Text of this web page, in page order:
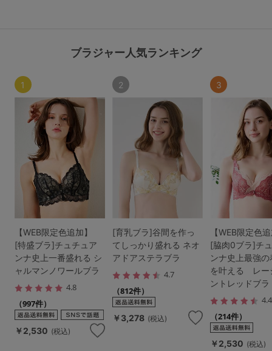
ブラジャー人気ランキング
1
【WEB限定色追加】
[特盛ブラ]チュチュア
ンナ史上一番盛れる シ
ャルマンノワールブラ
4.8
（997件）
￥2,530 (税込)
2
[育乳ブラ]谷間を作っ
てしっかり盛れる ネオ
アドアステラブラ
4.7
（812件）
￥3,278 (税込)
3
【WEB限定色
[脇肉0ブラ]チ
ンナ史上最強
を叶える レー
ントレッドブラ
4.4
（214件）
￥2,530 (税込)